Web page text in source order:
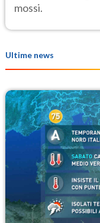
mossi.
Ultime news